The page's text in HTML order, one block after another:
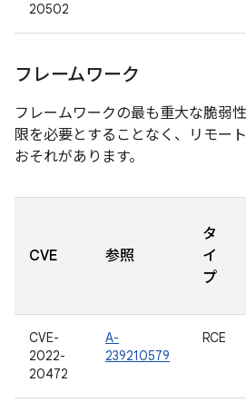
20502
フレームワーク
フレームワークの最も重大な脆弱
限を必要とすることなく、リモー
おそれがあります。
CVE 参照
タ
イ
プ
CVE-
2022-
20472
A-
239210579
RCE